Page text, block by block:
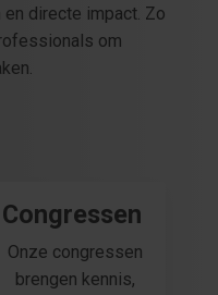
directe impact. Zo
om
Congressen
Onze congressen
brengen kennis,